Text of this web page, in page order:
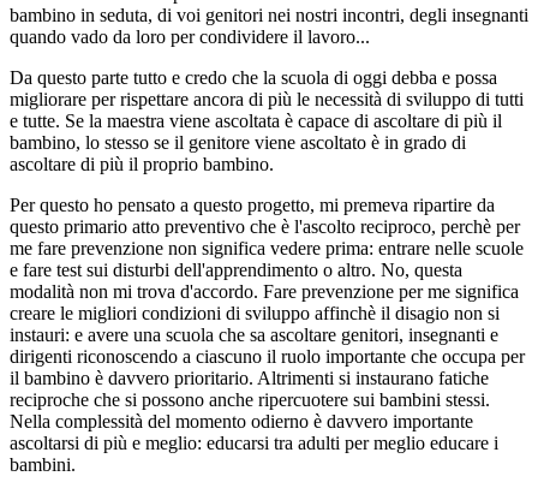
bambino in seduta, di voi genitori nei nostri incontri, degli insegnanti
quando vado da loro per condividere il lavoro...
Da questo parte tutto e credo che la scuola di oggi debba e possa
migliorare per rispettare ancora di più le necessità di sviluppo di tutti
e tutte. Se la maestra viene ascoltata è capace di ascoltare di più il
bambino, lo stesso se il genitore viene ascoltato è in grado di
ascoltare di più il proprio bambino.
Per questo ho pensato a questo progetto, mi premeva ripartire da
questo primario atto preventivo che è l'ascolto reciproco, perchè per
me fare prevenzione non significa vedere prima: entrare nelle scuole
e fare test sui disturbi dell'apprendimento o altro. No, questa
modalità non mi trova d'accordo. Fare prevenzione per me significa
creare le migliori condizioni di sviluppo affinchè il disagio non si
instauri: e avere una scuola che sa ascoltare genitori, insegnanti e
dirigenti riconoscendo a ciascuno il ruolo importante che occupa per
il bambino è davvero prioritario. Altrimenti si instaurano fatiche
reciproche che si possono anche ripercuotere sui bambini stessi.
Nella complessità del momento odierno è davvero importante
ascoltarsi di più e meglio: educarsi tra adulti per meglio educare i
bambini.